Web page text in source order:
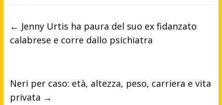
← Jenny Urtis ha paura del suo ex fidanzato
calabrese e corre dallo psichiatra
Neri per caso: età, altezza, peso, carriera e vita
privata →